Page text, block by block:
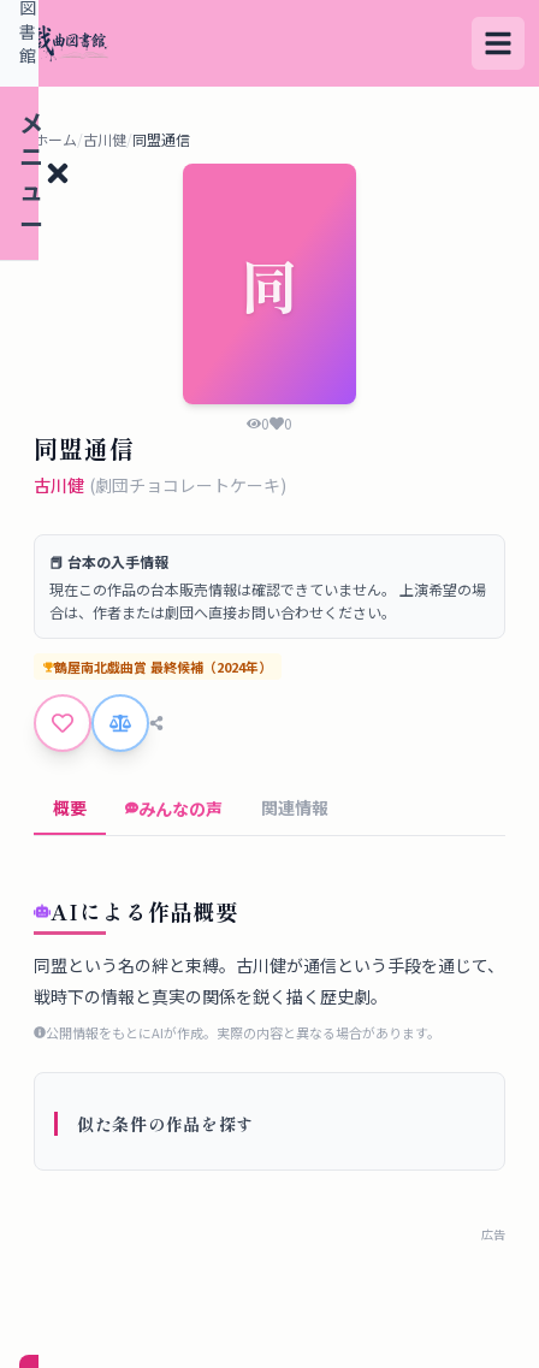
メ
ニ
ュ
ー
デ
タ
ベ
ー
ス
掲
示
ツ
ル
ブ
ロ
グ
要
図
書
館
ホーム/古川健/同盟通信
同
0 0
同盟通信
古川健 (劇団チョコレートケーキ)
📕 台本の入手情報
現在この作品の台本販売情報は確認できていません。 上演希望の場
合は、作者または劇団へ直接お問い合わせください。
鶴屋南北戯曲賞 最終候補 （2024年）
概要 みんなの声 関連情報
AIによる作品概要
同盟という名の絆と束縛。古川健が通信という手段を通じて、
戦時下の情報と真実の関係を鋭く描く歴史劇。
公開情報をもとにAIが作成。実際の内容と異なる場合があります。
似た条件の作品を探す
広告